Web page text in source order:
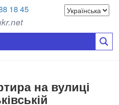
18 45
на вулиці